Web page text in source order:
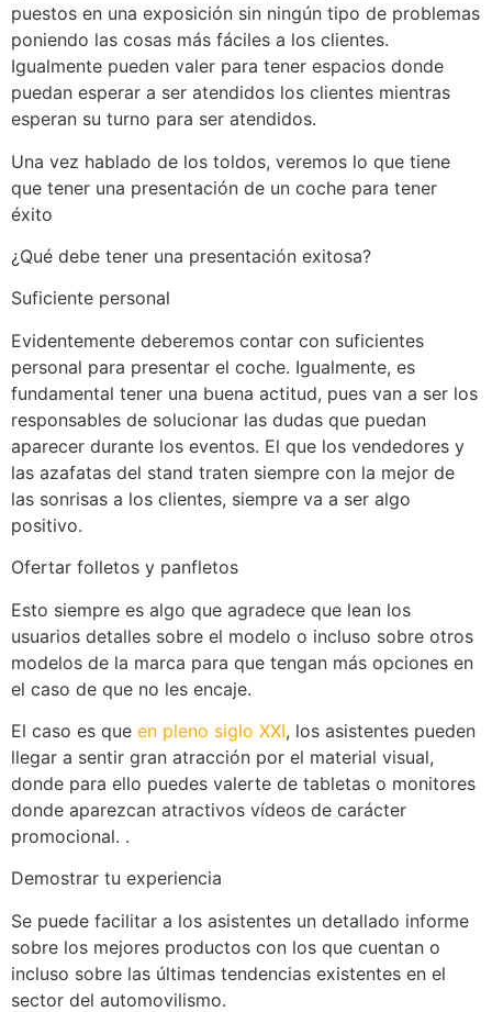
puestos en una exposición sin ningún tipo de problemas
poniendo las cosas más fáciles a los clientes.
Igualmente pueden valer para tener espacios donde
puedan esperar a ser atendidos los clientes mientras
esperan su turno para ser atendidos.
Una vez hablado de los toldos, veremos lo que tiene
que tener una presentación de un coche para tener
éxito
¿Qué debe tener una presentación exitosa?
Suficiente personal
Evidentemente deberemos contar con suficientes
personal para presentar el coche. Igualmente, es
fundamental tener una buena actitud, pues van a ser los
responsables de solucionar las dudas que puedan
aparecer durante los eventos. El que los vendedores y
las azafatas del stand traten siempre con la mejor de
las sonrisas a los clientes, siempre va a ser algo
positivo.
Ofertar folletos y panfletos
Esto siempre es algo que agradece que lean los
usuarios detalles sobre el modelo o incluso sobre otros
modelos de la marca para que tengan más opciones en
el caso de que no les encaje.
El caso es que en pleno siglo XXI, los asistentes pueden
llegar a sentir gran atracción por el material visual,
donde para ello puedes valerte de tabletas o monitores
donde aparezcan atractivos vídeos de carácter
promocional. .
Demostrar tu experiencia
Se puede facilitar a los asistentes un detallado informe
sobre los mejores productos con los que cuentan o
incluso sobre las últimas tendencias existentes en el
sector del automovilismo.